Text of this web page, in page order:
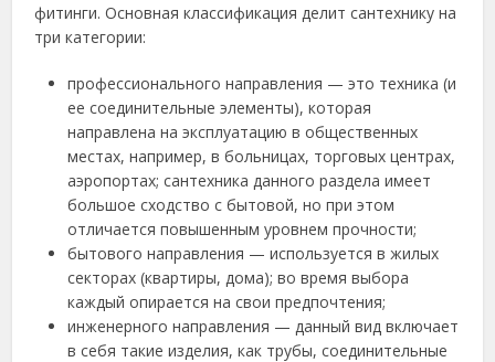
фитинги. Основная классификация делит сантехнику на
три категории:
профессионального направления — это техника (и
ее соединительные элементы), которая
направлена на эксплуатацию в общественных
местах, например, в больницах, торговых центрах,
аэропортах; сантехника данного раздела имеет
большое сходство с бытовой, но при этом
отличается повышенным уровнем прочности;
бытового направления — используется в жилых
секторах (квартиры, дома); во время выбора
каждый опирается на свои предпочтения;
инженерного направления — данный вид включает
в себя такие изделия, как трубы, соединительные